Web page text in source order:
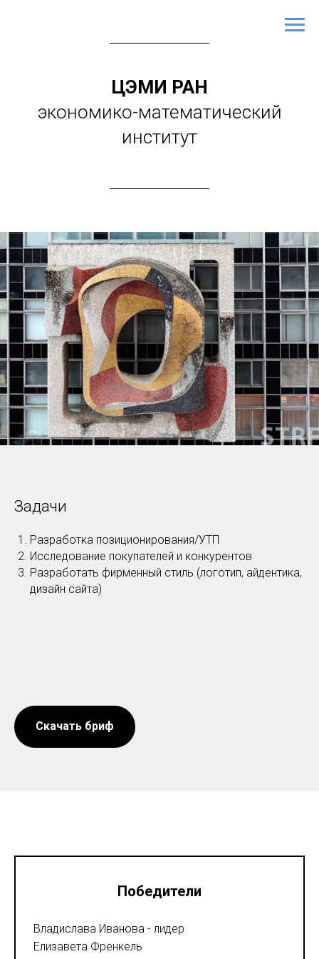
ЦЭМИ РАН
экономико-математический
институт
Задачи
Разработка позиционирования/УТП
Исследование покупателей и конкурентов
Разработать фирменный стиль (логотип, айдентика,
дизайн сайта)
Скачать бриф
Победители
Владислава Иванова - лидер
Елизавета Френкель